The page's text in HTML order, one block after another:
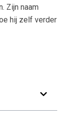
Zijn naam
hij zelf verder